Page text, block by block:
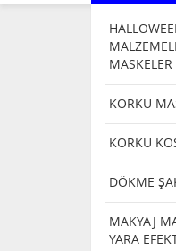
MASKELER
KORKU
KORKU
DÖKME
MAKYAJ
YARA